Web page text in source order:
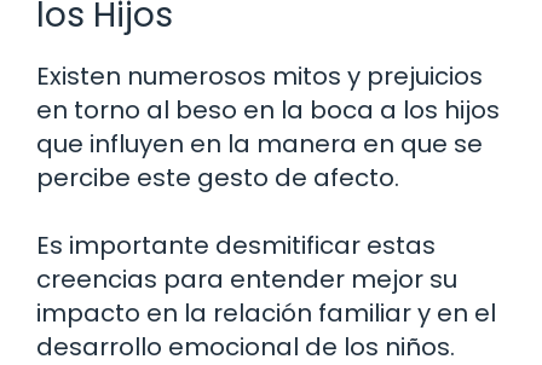
los Hijos
Existen numerosos mitos y prejuicios
en torno al beso en la boca a los hijos
que influyen en la manera en que se
percibe este gesto de afecto.
Es importante desmitificar estas
creencias para entender mejor su
impacto en la relación familiar y en el
desarrollo emocional de los niños.